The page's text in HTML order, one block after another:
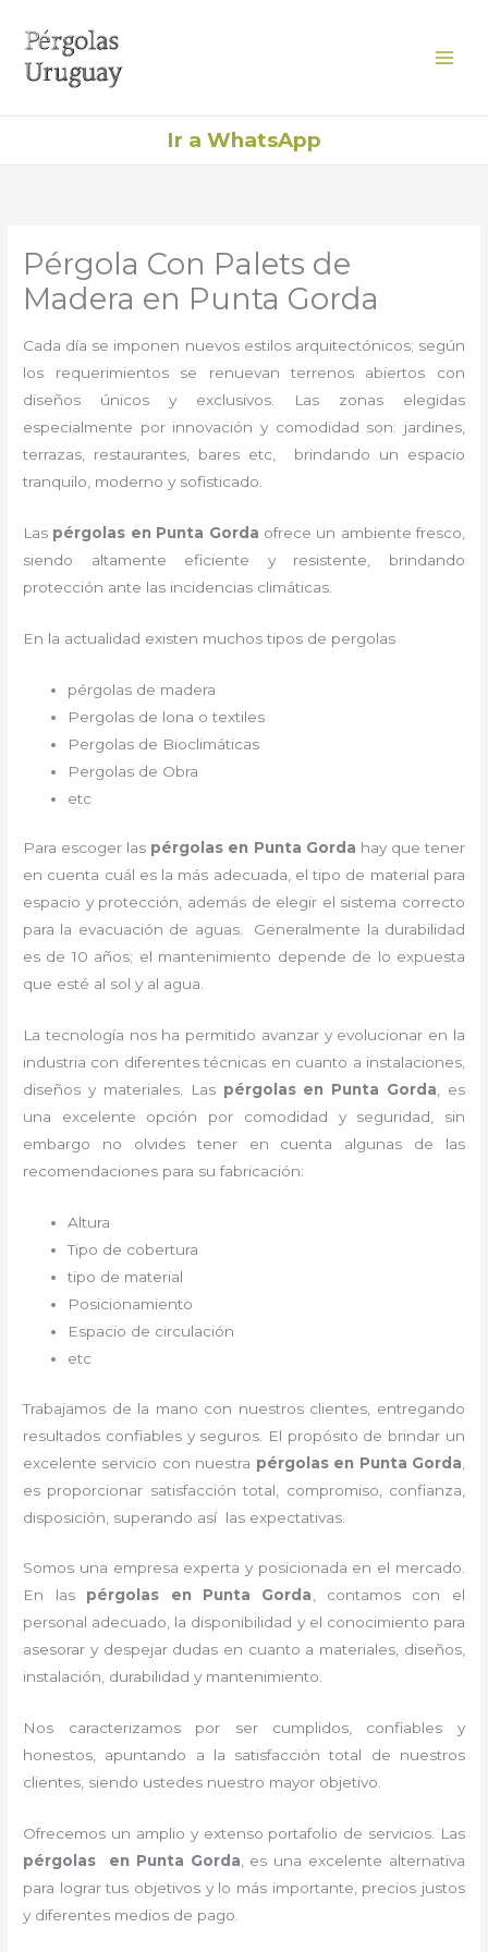
contenido
Ir a WhatsApp
Pérgola Con Palets de
Madera en Punta Gorda
Cada día se imponen nuevos estilos arquitectónicos; según
los requerimientos se renuevan terrenos abiertos con
diseños únicos y exclusivos. Las zonas elegidas
especialmente por innovación y comodidad son: jardines,
terrazas, restaurantes, bares etc, brindando un espacio
tranquilo, moderno y sofisticado.
Las pérgolas en Punta Gorda ofrece un ambiente fresco,
siendo altamente eficiente y resistente, brindando
protección ante las incidencias climáticas.
En la actualidad existen muchos tipos de pergolas
pérgolas de madera
Pergolas de lona o textiles
Pergolas de Bioclimáticas
Pergolas de Obra
etc
Para escoger las pérgolas en Punta Gorda hay que tener
en cuenta cuál es la más adecuada, el tipo de material para
espacio y protección, además de elegir el sistema correcto
para la evacuación de aguas. Generalmente la durabilidad
es de 10 años; el mantenimiento depende de lo expuesta
que esté al sol y al agua.
La tecnología nos ha permitido avanzar y evolucionar en la
industria con diferentes técnicas en cuanto a instalaciones,
diseños y materiales. Las pérgolasen Punta Gorda , es
una excelente opción por comodidad y seguridad, sin
embargo no olvides tener en cuenta algunas de las
recomendaciones para su fabricación:
Altura
Tipo de cobertura
tipo de material
Posicionamiento
Espacio de circulación
etc
Trabajamos de la mano con nuestros clientes, entregando
resultados confiables y seguros. El propósito de brindar un
excelente servicio con nuestra pérgolas en Punta Gorda
es proporcionar satisfacción total, compromiso, confianza,
disposición, superando así las expectativas.
Somos una empresa experta y posicionada en el mercado.
En las pérgolas en Punta Gorda, contamos con el
personal adecuado, la disponibilidad y el conocimiento para
asesorar y despejar dudas en cuanto a materiales, diseños,
instalación, durabilidad y mantenimiento.
Nos caracterizamos por ser cumplidos, confiables y
honestos, apuntando a la satisfacción total de nuestros
clientes, siendo ustedes nuestro mayor objetivo.
Ofrecemos un amplio y extenso portafolio de servicios. Las
pérgolas en Punta Gorda , es una excelente alternativa
para lograr tus objetivos y lo más importante, precios justos
y diferentes medios de pago.